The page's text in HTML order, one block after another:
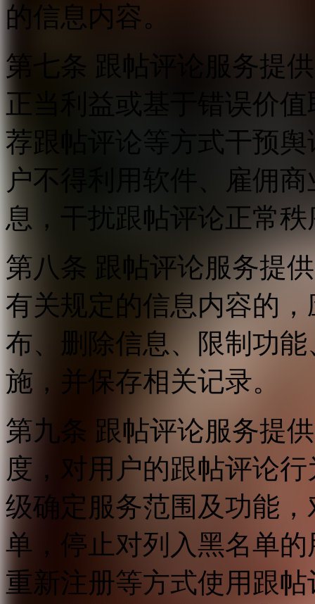
的信息内容。
第七条 跟帖评论服务提
正当利益或基于错误价
荐跟帖评论等方式干预
户不得利用软件、雇佣
息，干扰跟帖评论正常
第八条 跟帖评论服务提
有关规定的信息内容的
布、删除信息、限制功
施，并保存相关记录。
第九条 跟帖评论服务提
度，对用户的跟帖评论
级确定服务范围及功能
单，停止对列入黑名单
重新注册等方式使用跟